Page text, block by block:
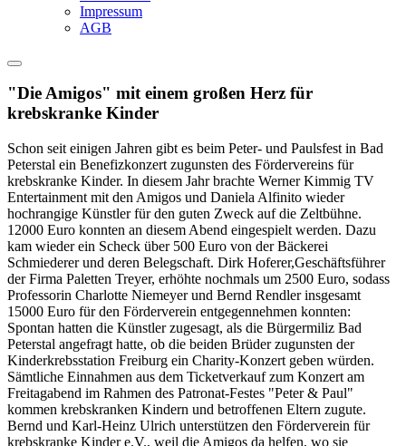
Impressum
AGB
"Die Amigos" mit einem großen Herz für
krebskranke Kinder
Schon seit einigen Jahren gibt es beim Peter- und Paulsfest in Bad
Peterstal ein Benefizkonzert zugunsten des Fördervereins für
krebskranke Kinder. In diesem Jahr brachte Werner Kimmig TV
Entertainment mit den Amigos und Daniela Alfinito wieder
hochrangige Künstler für den guten Zweck auf die Zeltbühne.
12000 Euro konnten an diesem Abend eingespielt werden. Dazu
kam wieder ein Scheck über 500 Euro von der Bäckerei
Schmiederer und deren Belegschaft. Dirk Hoferer,Geschäftsführer
der Firma Paletten Treyer, erhöhte nochmals um 2500 Euro, sodass
Professorin Charlotte Niemeyer und Bernd Rendler insgesamt
15000 Euro für den Förderverein entgegennehmen konnten:
Spontan hatten die Künstler zugesagt, als die Bürgermiliz Bad
Peterstal angefragt hatte, ob die beiden Brüder zugunsten der
Kinderkrebsstation Freiburg ein Charity-Konzert geben würden.
Sämtliche Einnahmen aus dem Ticketverkauf zum Konzert am
Freitagabend im Rahmen des Patronat-Festes "Peter & Paul"
kommen krebskranken Kindern und betroffenen Eltern zugute.
Bernd und Karl-Heinz Ulrich unterstützen den Förderverein für
krebskranke Kinder e.V., weil die Amigos da helfen, wo sie